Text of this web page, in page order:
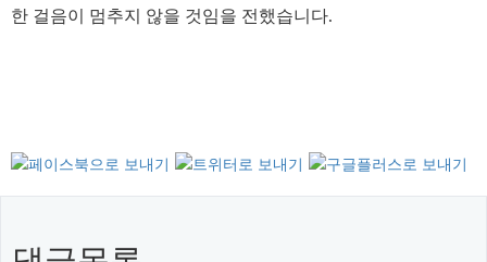
한 걸음이 멈추지 않을 것임을 전했습니다.